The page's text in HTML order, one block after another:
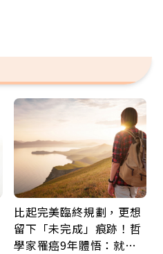
比起完美臨終規劃，更想
留下「未完成」痕跡！哲
學家罹癌9年體悟：就算